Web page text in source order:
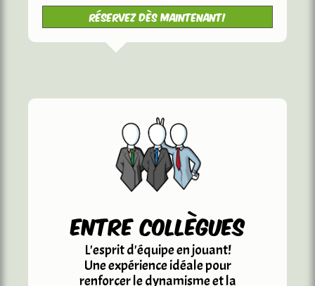
Réservez dès maintenant!
entre collègues
L'esprit d'équipe en jouant!
Une expérience idéale pour
renforcer le dynamisme et la